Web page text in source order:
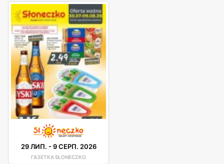
29 ЛИП. -9 СЕРП. 2026
ГАЗЕТКА SŁONECZKO